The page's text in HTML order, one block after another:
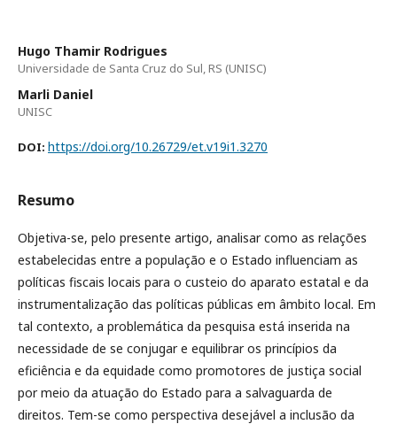
Hugo Thamir Rodrigues
Universidade de Santa Cruz do Sul, RS (UNISC)
Marli Daniel
UNISC
DOI: https://doi.org/10.26729/et.v19i1.3270
Resumo
Objetiva-se, pelo presente artigo, analisar como as relações
estabelecidas entre a população e o Estado influenciam as
políticas fiscais locais para o custeio do aparato estatal e da
instrumentalização das políticas públicas em âmbito local. Em
tal contexto, a problemática da pesquisa está inserida na
necessidade de se conjugar e equilibrar os princípios da
eficiência e da equidade como promotores de justiça social
por meio da atuação do Estado para a salvaguarda de
direitos. Tem-se como perspectiva desejável a inclusão da